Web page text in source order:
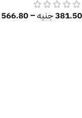
381.50جنيه–
566.80